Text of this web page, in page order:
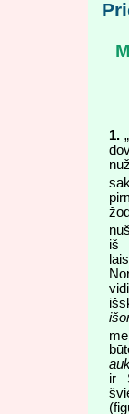
1.
iš
ir